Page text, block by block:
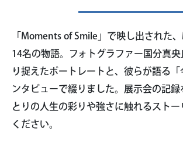
「Moments of Smile」で映し出された
14名の物語。フォトグラファー国分真
り捉えたポートレートと、彼らが語る「
ンタビューで綴りました。展示会の記
とりの人生の彩りや強さに触れるスト
ください。